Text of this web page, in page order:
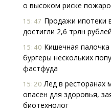
о высоком риске
15:47 Продажи ипотеки
достигли 2,6 трлн рублей
15:40 Кишечная палочка
бургеры нескольких
фастфуда
15:20 Лед в ресторанах
опасен для здоровья,
биотехнолог